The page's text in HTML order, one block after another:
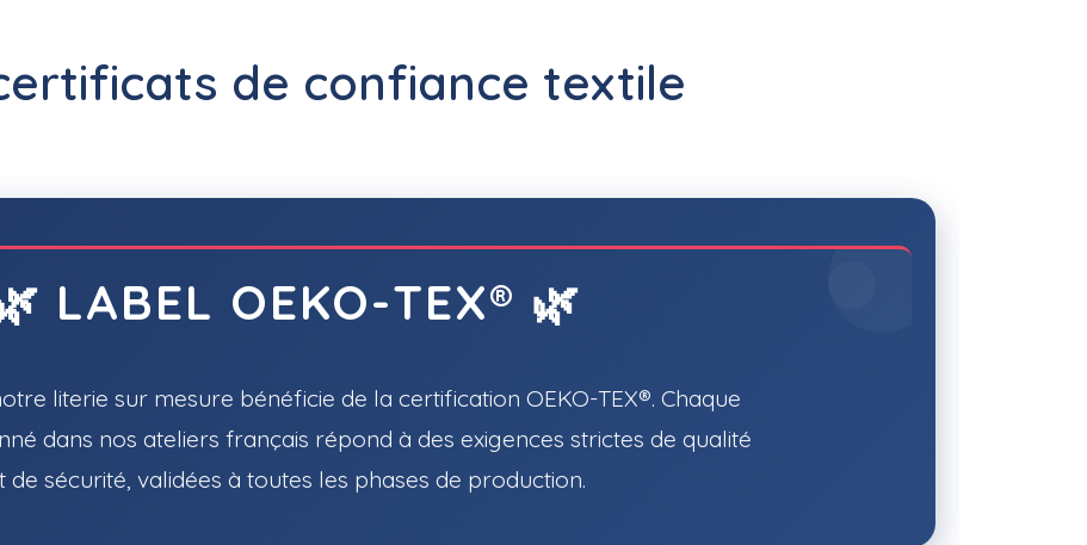
de confiance textile
LABEL OEKO-TEX® 🌿
literie sur mesure bénéficie de la certification OEKO-TEX®. Chaque
dans nos ateliers français répond à des exigences strictes de qualité
de sécurité, validées à toutes les phases de production.